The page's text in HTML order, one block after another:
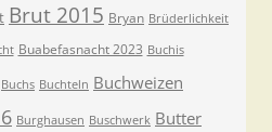
Brut 2015 Bryan Brüderlichkeit
Buabefasnacht 2023 Buchis
Buchs Buchteln Buchweizen
Burghausen Buschwerk Butter